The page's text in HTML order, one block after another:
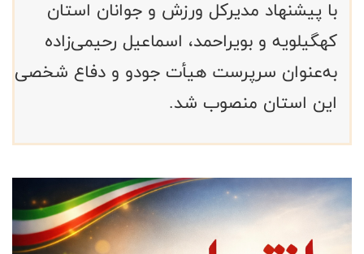
با پیشنهاد مدیرکل ورزش و جوانان استان
کهگیلویه و بویراحمد، اسماعیل رحیمی‌زاده
به‌عنوان سرپرست هیأت جودو و دفاع شخصی
این استان منصوب شد.